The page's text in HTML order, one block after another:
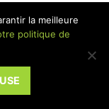
la meilleure
politique de